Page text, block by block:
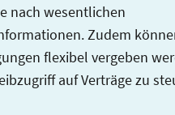
nach wesentlichen
Zudem
flexibel vergeben
auf Verträge zu